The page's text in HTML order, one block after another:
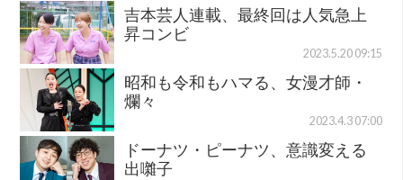
吉本芸人連載、最終回は人気急上
昇コンビ
2023.5.20 09:15
昭和も令和もハマる、女漫才師・
爛々
2023.4.3 07:00
ドーナツ・ピーナツ、意識変える
出囃子